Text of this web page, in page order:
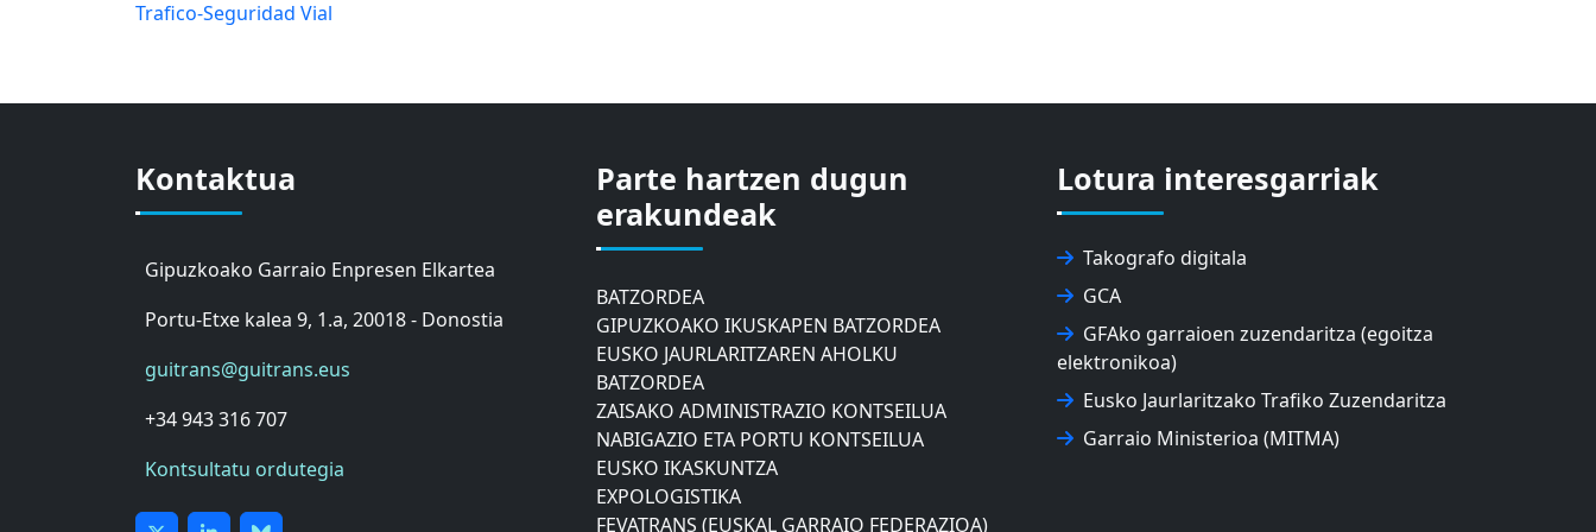
Trafico-Seguridad Vial
Kontaktua
Gipuzkoako Garraio Enpresen Elkartea
Portu-Etxe kalea 9, 1.a, 20018 - Donostia
guitrans@guitrans.eus
+34 943 316 707
Kontsultatu ordutegia
Parte hartzen dugun
erakundeak
ASTIC
GIPUZKOAKO MERKATARITZA GANBERA
DONOSTIAKO UDALEKO
MUGIKORTASUNERAKO AHOLKU
BATZORDEA
GIPUZKOAKO IKUSKAPEN BATZORDEA
EUSKO JAURLARITZAREN AHOLKU
BATZORDEA
ZAISAKO ADMINISTRAZIO KONTSEILUA
NABIGAZIO ETA PORTU KONTSEILUA
EUSKO IKASKUNTZA
EXPOLOGISTIKA
FEVATRANS (EUSKAL GARRAIO FEDERAZIOA)
Lotura interesgarriak
Takografo digitala
GCA
GFAko garraioen zuzendaritza (egoitza
elektronikoa)
Eusko Jaurlaritzako Trafiko Zuzendaritza
Garraio Ministerioa (MITMA)